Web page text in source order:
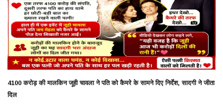
4100 करोड़ की मालकिन जूही चावला ने पति को कैमरे के सामने दिए निर्देश, सादगी ने जीता
दिल